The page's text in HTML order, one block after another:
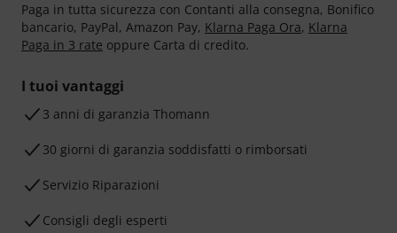
Paga in tutta sicurezza con Contanti alla consegna, Bonifico
bancario, PayPal, Amazon Pay, Klarna Paga Ora, Klarna
Paga in 3 rate oppure Carta di credito.
I tuoi vantaggi
3 anni di garanzia Thomann
30 giorni di garanzia soddisfatti o rimborsati
Servizio Riparazioni
Consigli degli esperti